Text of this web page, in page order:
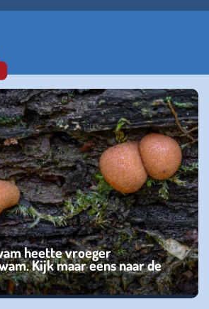
heette vroeger
Kijk maar eens naar de